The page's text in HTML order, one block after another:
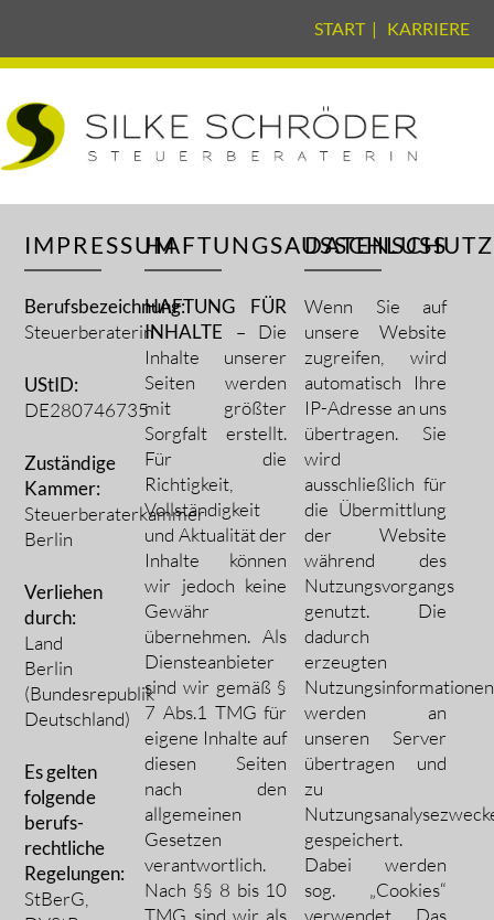
START| KARRIERE
IMPRESSUM
Berufsbezeichnung:
Steuerberaterin
UStID:
DE280746735
Zuständige
Kammer:
Steuerberaterkammer
Berlin
Verliehen
durch:
Land
Berlin
(Bundesrepublik
Deutschland)
Es gelten
folgende
berufs­
rechtliche
Regelungen:
StBerG,
HAFTUNGSAUSSCHLUSS
HAFTUNG FÜR
INHALTE – Die
Inhalte unserer
Seiten werden
mit größter
Sorgfalt erstellt.
Für die
Richtigkeit,
Vollständigkeit
und Aktualität der
Inhalte können
wir jedoch keine
Gewähr
übernehmen. Als
Diensteanbieter
sind wir gemäß §
7 Abs.1 TMG für
eigene Inhalte auf
diesen Seiten
nach den
allgemeinen
Gesetzen
verantwortlich.
Nach §§ 8 bis 10
TMG sind wir als
Wenn Sie auf
unsere Website
zugreifen, wird
automatisch Ihre
IP-Adresse an uns
übertragen. Sie
wird
ausschließlich für
die Übermittlung
der Website
während des
Nutzungsvorgangs
genutzt. Die
dadurch
erzeugten
Nutzungsinformationen
werden an
unseren Server
übertragen und
zu
gespeichert.
Dabei werden
sog. „Cookies“
verwendet. Das